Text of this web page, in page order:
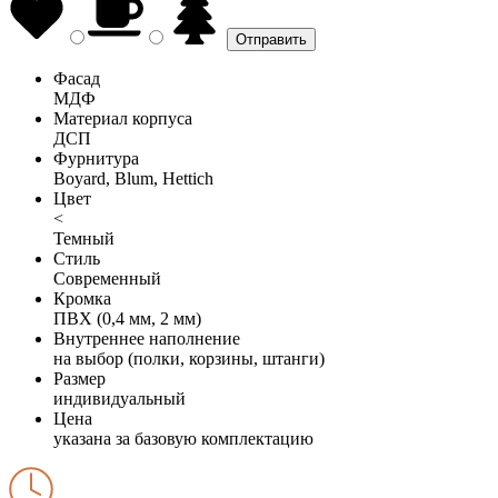
Фасад
МДФ
Материал корпуса
ДСП
Фурнитура
Boyard, Blum, Hettich
Цвет
<
Темный
Стиль
Современный
Кромка
ПВХ (0,4 мм, 2 мм)
Внутреннее наполнение
на выбор (полки, корзины, штанги)
Размер
индивидуальный
Цена
указана за базовую комплектацию